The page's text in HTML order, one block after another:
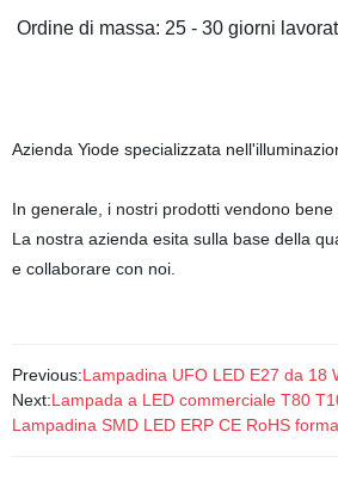
Ordine di massa: 25 - 30 giorni
Azienda Yiode specializzata
In generale, i nostri prodotti vendono
La nostra azienda esita sulla base della
e collaborare con noi.
Previous:Lampadina UFO LED E27 da 18
Next:Lampada a LED commerciale T80
Lampadina SMD LED ERP CE RoHS